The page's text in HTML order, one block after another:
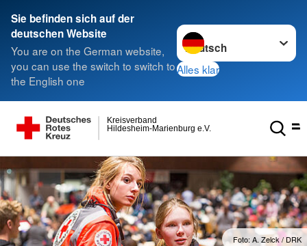
Sie befinden sich auf der
deutschen Website
You are on the German website,
you can use the switch to switch to
the English one
Sprache wechseln zu
Alles klar
Hildesheim-Marienburg e.V.
Kreisverband
Foto: A. Zelck / DRK